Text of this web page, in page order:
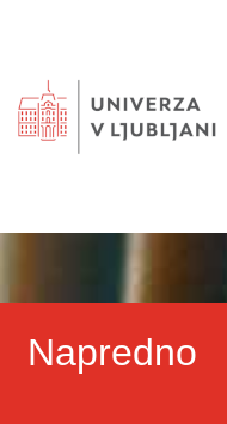
Napredno